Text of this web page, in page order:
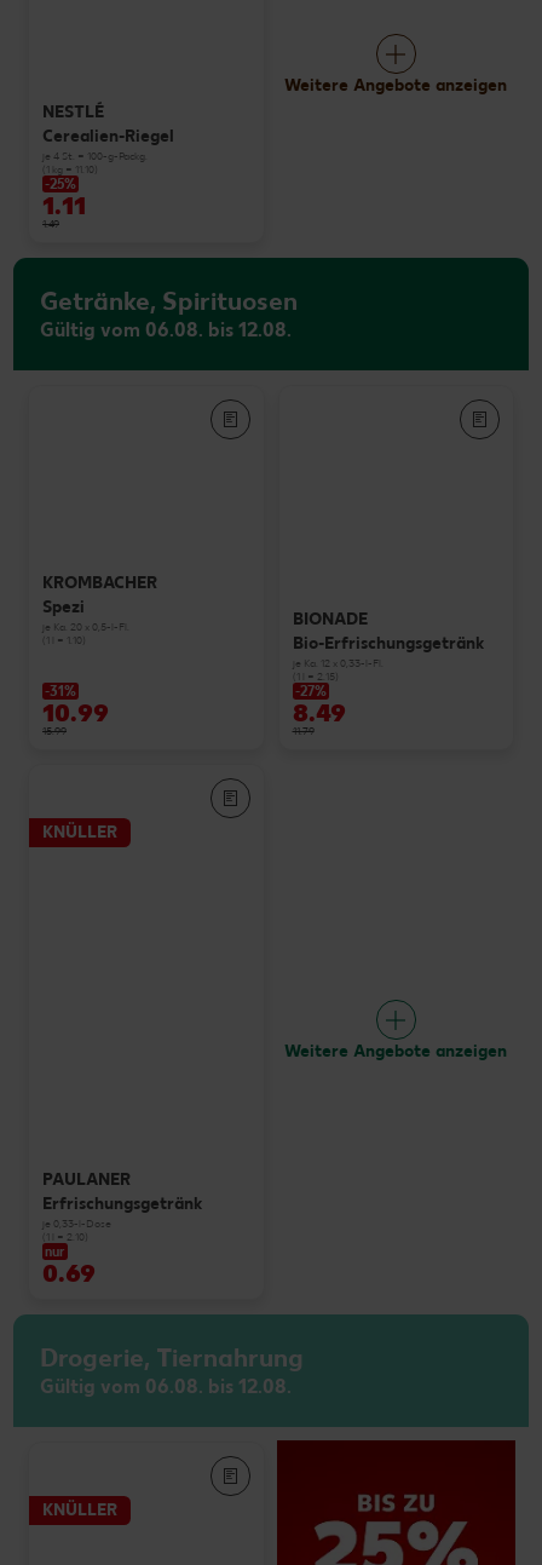
NESTLÉ
Cerealien-Riegel
je 4 St. = 100-g-Packg.
(1 kg = 11.10)
-25%
1.11
1.49
Weitere Angebote anzeigen
Getränke, Spirituosen
Gültig vom 06.08. bis 12.08.
KROMBACHER
Spezi
je Ka. 20 x 0,5-l-Fl.
(1 l = 1.10)
-31%
10.99
15.99
BIONADE
Bio-Erfrischungsgetränk
je Ka. 12 x 0,33-l-Fl.
(1 l = 2.15)
-27%
8.49
11.79
KNÜLLER
PAULANER
Erfrischungsgetränk
je 0,33-l-Dose
(1 l = 2.10)
nur
0.69
Weitere Angebote anzeigen
Drogerie, Tiernahrung
Gültig vom 06.08. bis 12.08.
KNÜLLER